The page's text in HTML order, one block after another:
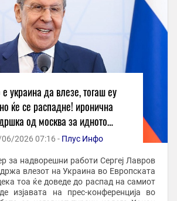
украина да влезе, тогаш еу
ќе се распадне! иронична
од москва за идното
на унијата
2026 07:16 - Плус Инфо
за надворешни работи Сергеј Лавров
влезот на Украина во Европската
тоа ќе доведе до распад на самиот
изјавата на прес-конференција во